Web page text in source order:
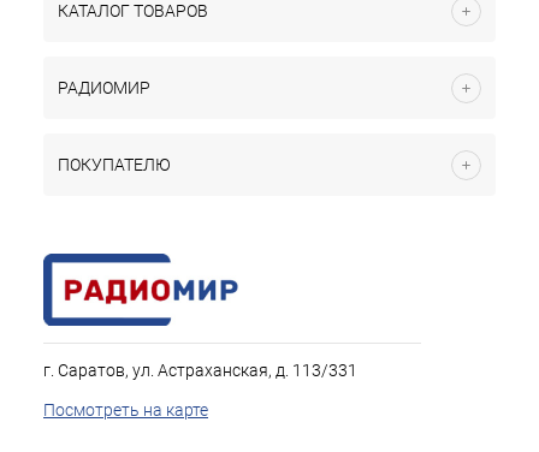
КАТАЛОГ ТОВАРОВ
РАДИОМИР
ПОКУПАТЕЛЮ
г. Саратов, ул. Астраханская, д. 113/331
Посмотреть на карте